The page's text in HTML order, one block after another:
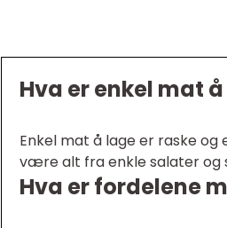
Hva er enkel mat
Enkel mat å lage er raske
være alt fra enkle salater og
Hva er fordelene